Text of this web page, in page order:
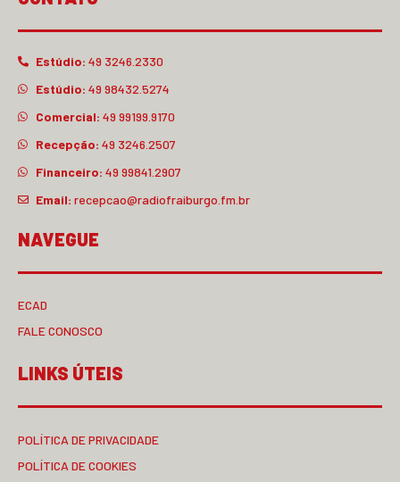
Estúdio: 49 3246.2330
Estúdio: 49 98432.5274
Comercial: 49 99199.9170
Recepção: 49 3246.2507
Financeiro: 49 99841.2907
Email: recepcao@radiofraiburgo.fm.br
NAVEGUE
ECAD
FALE CONOSCO
LINKS ÚTEIS
POLÍTICA DE PRIVACIDADE
POLÍTICA DE COOKIES